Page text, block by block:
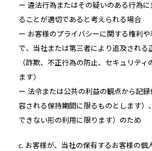
ー 違法行為またはその疑いのある行為
ることが適切であると考えられる場合
ー お客様のプライバシーに関する権利
で、当社または第三者により追及され
（詐欺、不正行為の防止、セキュリテ
ます）
ー 法令または公共の利益の観点から記
容される保持期間に限るものとします）
できない形の利用に限ります）のため
c. お客様が、当社の保有するお客様の